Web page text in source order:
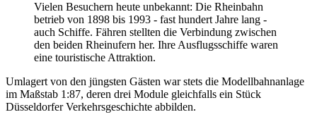
Vielen Besuchern heute unbekannt: Die Rheinbahn
betrieb von 1898 bis 1993 - fast hundert Jahre lang -
auch Schiffe. Fähren stellten die Verbindung zwischen
den beiden Rheinufern her. Ihre Ausflugsschiffe waren
eine touristische Attraktion.
Umlagert von den jüngsten Gästen war stets die Modellbahnanlage
im Maßstab 1:87, deren drei Module gleichfalls ein Stück
Düsseldorfer Verkehrsgeschichte abbilden.